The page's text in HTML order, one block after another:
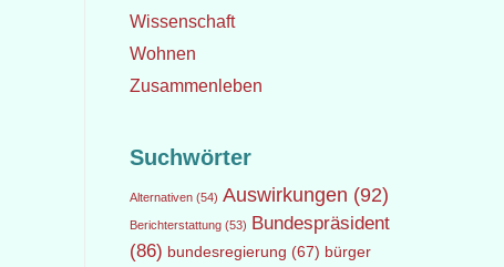
Wissenschaft
Wohnen
Zusammenleben
Suchwörter
Alternativen(54) Auswirkungen (92)
Berichterstattung(53) Bundespräsident
(86) bundesregierung (67) bürger